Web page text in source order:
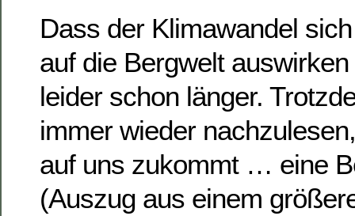
Dass der Klimawandel
auf die Bergwelt
leider schon länger.
immer wieder
auf uns zukommt … eine
(Auszug aus einem